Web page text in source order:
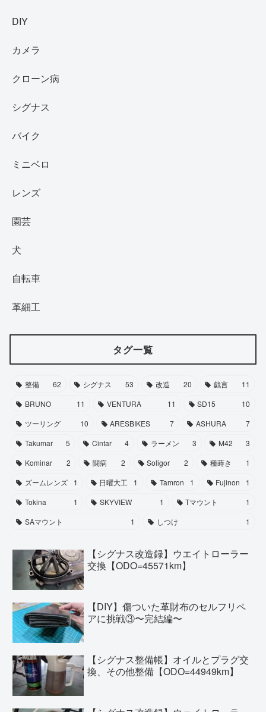
DIY
カメラ
クローン病
シグナス
バイク
ミニベロ
レンズ
園芸
犬
自転車
革細工
タグ一覧
整備 62 シグナス 53 改造 20 戯言
11
BRUNO
11 VENTURA 11 SD15
10
ツーリング
10 ARESBIKES 7 ASHURA
7
Takumar
5 Cintar 4 ラーメン 3 M42
3
Kominar
2 闘病 2 Soligor 2 種蒔き
1
ズームレンズ
1 日曜大工 1 Tamron 1 Fujinon
1
Tokina
1 SKYVIEW 1 Tマウント
1
SAマウント
1 しつけ 1
【シグナス改造録】ウエイトローラー
交換【ODO=45571km】
【DIY】傷ついた革財布のセルフリペ
アに挑戦③〜完結編〜
【シグナス整備帳】オイルとプラグ交
換、その他整備【ODO=44949km】